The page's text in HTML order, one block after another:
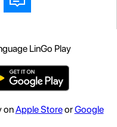
LinGo Play
onApple StoreorGoogle